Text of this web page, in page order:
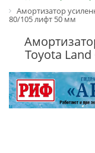
Амортизатор
80/105 лифт 50 мм
Toyota